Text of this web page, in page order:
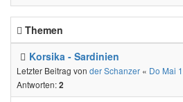
Themen
Korsika - Sardinien
Letzter Beitrag von der Schanzer « Do Mai
Antworten:2